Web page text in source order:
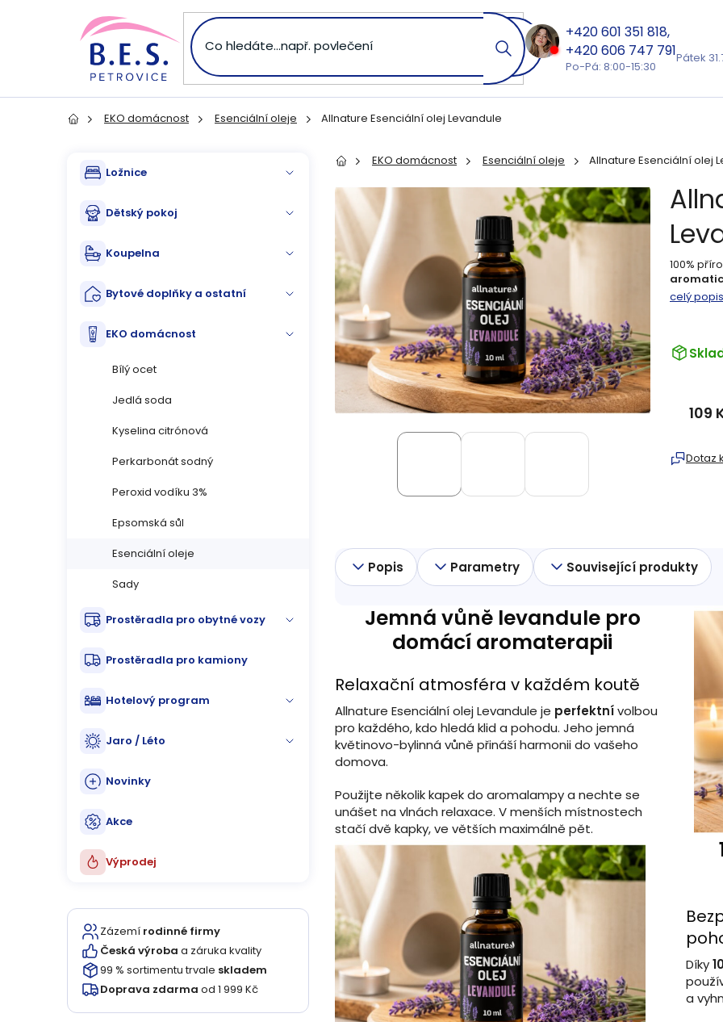
601 351 818
606 747 791
Po-Pá: 8:00-15:30
Pátek
Domů EKO domácnost Esenciální oleje Allnature Esenciální olej Levandule
kategorieLožnice
Dětský pokoj
Koupelna
Bytové doplňky a ostatní
EKO domácnost
Bílý ocet
Jedlá soda
Kyselina citrónová
Perkarbonát sodný
Peroxid vodíku 3%
Epsomská sůl
Esenciální oleje
Sady
Prostěradla pro obytné vozy
Prostěradla pro kamiony
Hotelový program
Jaro / Léto
Novinky
Akce
Výprodej
Zázemí rodinné firmy
Česká výroba a záruka kvality
99 % sortimentu trvale skladem
Doprava zdarma od 1 999 Kč
Domů EKO domácnost Esenciální oleje Allnature Esenciální olej
100%
celý popis
Dotaz
109
Popis Parametry Související produkty
Jemná vůně levandule pro
domácí aromaterapii
Relaxační atmosféra v každém koutě
Allnature Esenciální olej Levandule je perfektnívolbou
pro každého, kdo hledá klid a pohodu. Jeho jemná
květinovo-bylinná vůně přináší harmonii do vašeho
domova.
Použijte několik kapek do aromalampy a nechte se
unášet na vlnách relaxace. V menších místnostech
stačí dvě kapky, ve větších maximálně pět.
Díky
a